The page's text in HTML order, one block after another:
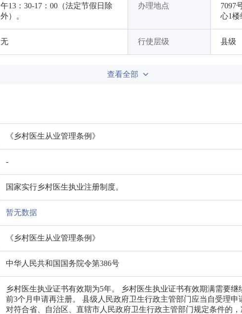
午13：30-17：00（法定节假日除
外）。
办理地点
7097
心1楼
无 行使层级 县级
查看全部
《乡村医生从业管理条例》
-
国家实行乡村医生执业注册制度。
暂无数据
《乡村医生从业管理条例》
中华人民共和国国务院令第386号
乡村医生执业证书有效期为5年。 乡村医生执业证书有效期满需要
前3个月申请再注册。 县级人民政府卫生行政主管部门应当自受理申
对符合省、自治区、直辖市人民政府卫生行政主管部门规定条件的